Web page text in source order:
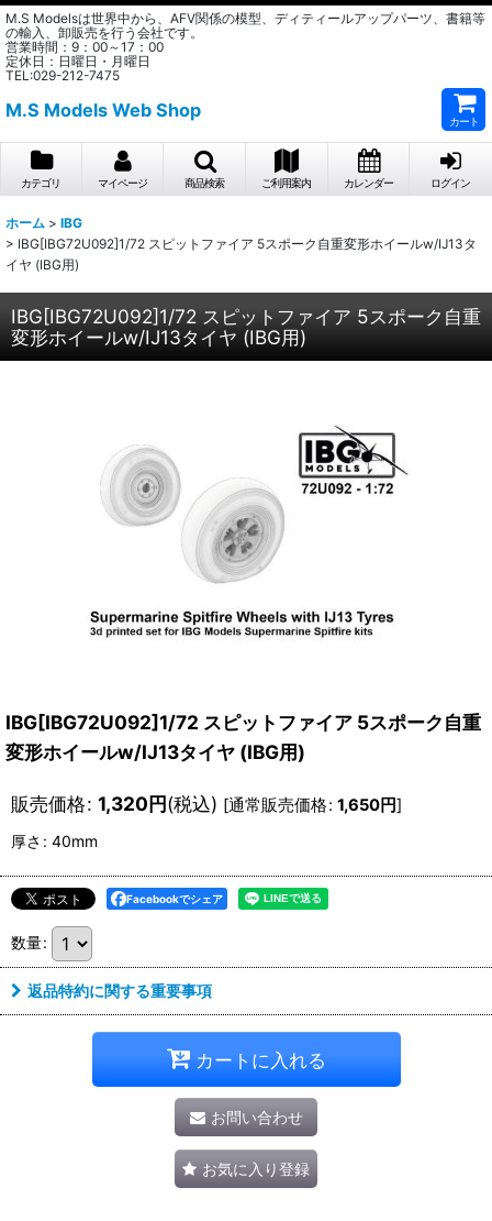
M.S Modelsは世界中から、AFV関係の模型、ディティールアップパーツ、書籍等
の輸入、卸販売を行う会社です。
営業時間：9：00～17：00
定休日：日曜日・月曜日
TEL:029-212-7475
M.S Models Web Shop
カート
カテゴリ マイページ 商品検索 ご利用案内 カレンダー ログイン
ホーム > IBG
> IBG[IBG72U092]1/72 スピットファイア 5スポーク自重変形ホイールw/IJ13タ
イヤ (IBG用)
IBG[IBG72U092]1/72 スピットファイア 5スポーク自重
変形ホイールw/IJ13タイヤ (IBG用)
IBG[IBG72U092]1/72 スピットファイア 5スポーク自重
変形ホイールw/IJ13タイヤ (IBG用)
販売価格: 1,320円(税込) [通常販売価格: 1,650円]
厚さ : 40mm
Facebookでシェア
数量:
返品特約に関する重要事項
カートに入れる
お問い合わせ
お気に入り登録